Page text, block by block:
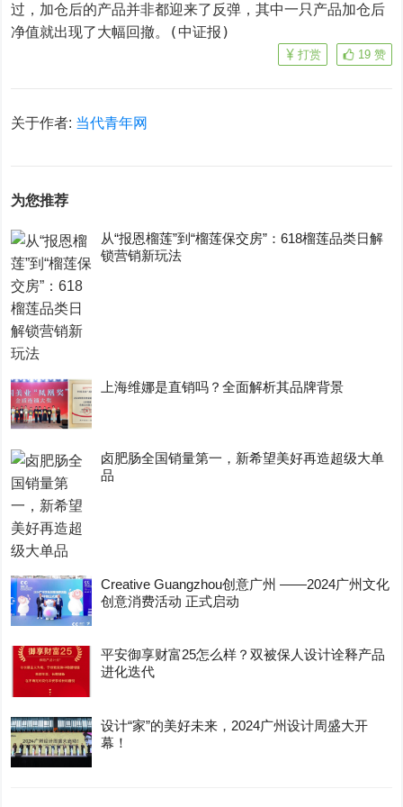
过，加仓后的产品并非都迎来了反弹，其中一只产品加仓后
净值就出现了大幅回撤。(中证报)
19 赞
打赏
关于作者: 当代青年网
为您推荐
从“报恩榴莲”到“榴莲保交房”：618榴莲品类日解
锁营销新玩法
上海维娜是直销吗？全面解析其品牌背景
卤肥肠全国销量第一，新希望美好再造超级大单
品
Creative Guangzhou创意广州 ——2024广州文化
创意消费活动 正式启动
平安御享财富25怎么样？双被保人设计诠释产品
进化迭代
设计“家”的美好未来，2024广州设计周盛大开
幕！